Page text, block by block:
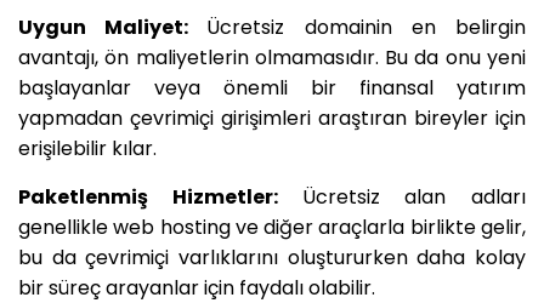
Uygun Maliyet: Ücretsiz domainin en belirgin
avantajı, ön maliyetlerin olmamasıdır. Bu da onu yeni
başlayanlar veya önemli bir finansal yatırım
yapmadan çevrimiçi girişimleri araştıran bireyler için
erişilebilir kılar.
Paketlenmiş Hizmetler: Ücretsiz alan adları
genellikle web hosting ve diğer araçlarla birlikte gelir,
bu da çevrimiçi varlıklarını oluştururken daha kolay
bir süreç arayanlar için faydalı olabilir.